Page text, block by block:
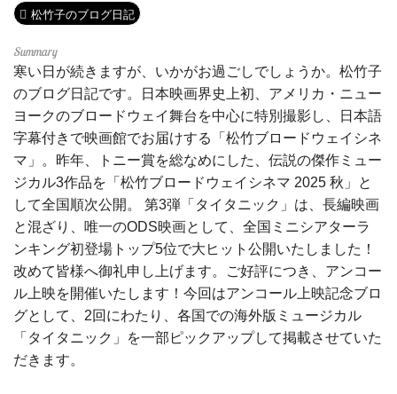
松竹子のブログ日記
寒い日が続きますが、いかがお過ごしでしょうか。松竹子
のブログ日記です。日本映画界史上初、アメリカ・ニュー
ヨークのブロードウェイ舞台を中心に特別撮影し、日本語
字幕付きで映画館でお届けする「松竹ブロードウェイシネ
マ」。昨年、トニー賞を総なめにした、伝説の傑作ミュー
ジカル3作品を「松竹ブロードウェイシネマ 2025 秋」と
して全国順次公開。 第3弾「タイタニック」は、長編映画
と混ざり、唯一のODS映画として、全国ミニシアターラ
ンキング初登場トップ5位で大ヒット公開いたしました！
改めて皆様へ御礼申し上げます。ご好評につき、アンコー
ル上映を開催いたします！今回はアンコール上映記念ブロ
グとして、2回にわたり、各国での海外版ミュージカル
「タイタニック」を一部ピックアップして掲載させていた
だきます。